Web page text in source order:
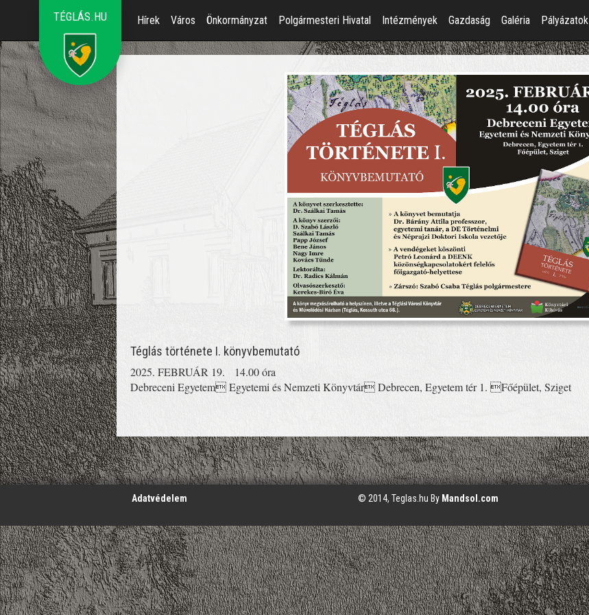
TÉGLÁS.HU Hírek Város Önkormányzat Polgármesteri Hivatal Intézmények Gazdaság Galéria Pályázatok
Téglás története I. könyvbemutató
2025. FEBRUÁR 19. 14.00 óra
Debreceni Egyetem Egyetemi és Nemzeti Könyvtár Debrecen, Egyetem tér 1. Főépület, Sziget
';
Adatvédelem © 2014, Teglas.hu By Mandsol.com